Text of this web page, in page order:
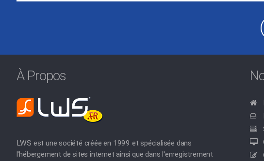
À Propos
LWS est une société créée en 1999 et spécialisée dans
l'hébergement de sites internet ainsi que dans l'enregistrement